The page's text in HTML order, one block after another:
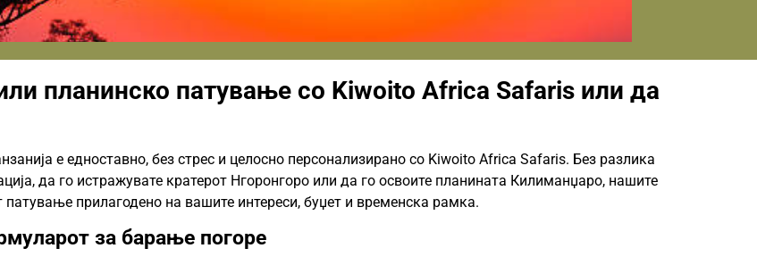
планинско патување со Kiwoito Africa Safaris или да
е едноставно, без стрес и целосно персонализирано со Kiwoito Africa Safaris. Без разлика
да го истражувате кратерот Нгоронгоро или да го освоите планината Килиманџаро, нашите
патување прилагодено на вашите интереси, буџет и временска рамка.
за барање погоре